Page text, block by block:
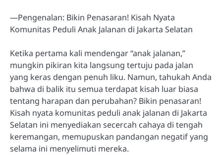
—Pengenalan: Bikin Penasaran! Kisah Nyata
Komunitas Peduli Anak Jalanan di Jakarta Selatan
Ketika pertama kali mendengar “anak jalanan,”
mungkin pikiran kita langsung tertuju pada jalan
yang keras dengan penuh liku. Namun, tahukah Anda
bahwa di balik itu semua terdapat kisah luar biasa
tentang harapan dan perubahan? Bikin penasaran!
Kisah nyata komunitas peduli anak jalanan di Jakarta
Selatan ini menyediakan secercah cahaya di tengah
keremangan, memupuskan pandangan negatif yang
selama ini menyelimuti mereka.